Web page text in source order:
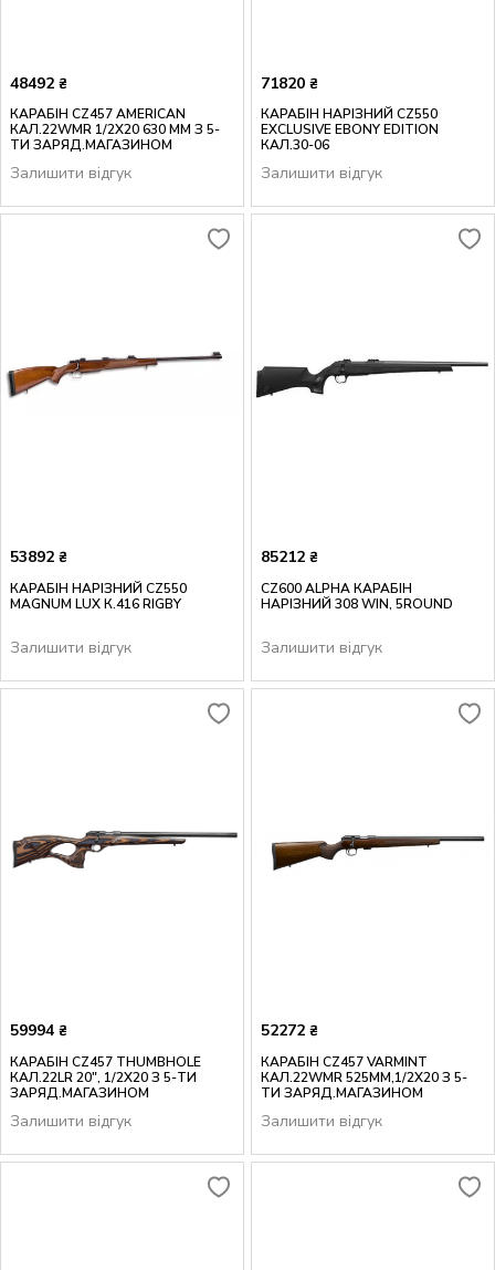
48492 ₴
КАРАБІН CZ457 AMERICAN
КАЛ.22WMR 1/2X20 630 ММ З 5-
ТИ ЗАРЯД.МАГАЗИНОМ
Залишити відгук
71820 ₴
КАРАБІН НАРІЗНИЙ CZ550
EXCLUSIVE EBONY EDITION
КАЛ.30-06
Залишити відгук
53892 ₴
КАРАБІН НАРІЗНИЙ CZ550
MAGNUM LUX К.416 RIGBY
Залишити відгук
85212 ₴
CZ600 ALPHA КАРАБІН
НАРІЗНИЙ 308 WIN, 5ROUND
Залишити відгук
59994 ₴
КАРАБІН CZ457 THUMBHOLE
КАЛ.22LR 20", 1/2X20 З 5-ТИ
ЗАРЯД.МАГАЗИНОМ
Залишити відгук
52272 ₴
КАРАБІН CZ457 VARMINT
КАЛ.22WMR 525MM,1/2X20 З 5-
ТИ ЗАРЯД.МАГАЗИНОМ
Залишити відгук